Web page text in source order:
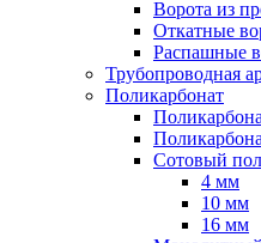
Ворота из
Откатные
Распашные
Трубопроводная
Поликарбонат
Сотовый
4 мм
10 мм
16 мм